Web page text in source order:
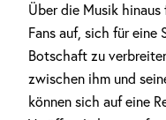
Über die Musik
Fans auf, sich für eine
Botschaft zu
zwischen ihm und
können sich auf eine